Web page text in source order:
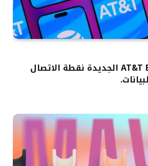
تعزز خطة AT&T Elite 2.0 الجديدة نقطة الاتصال